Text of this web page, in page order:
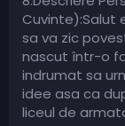
Cuvinte):Salut
sa va zic
nascut într-o
indrumat sa
idee asa ca
liceul de